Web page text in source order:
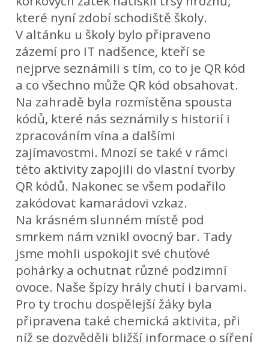
které nyní zdobí schodiště školy.
V altánku u školy bylo připraveno
zázemí pro IT nadšence, kteří se
nejprve seznámili s tím, co to je QR kód
a co všechno může QR kód obsahovat.
Na zahradě byla rozmístěna spousta
kódů, které nás seznámily s historií i
zpracováním vína a dalšími
zajímavostmi. Mnozí se také v rámci
této aktivity zapojili do vlastní tvorby
QR kódů. Nakonec se všem podařilo
zakódovat kamarádovi vzkaz.
Na krásném slunném místě pod
smrkem nám vznikl ovocný bar. Tady
jsme mohli uspokojit své chuťové
pohárky a ochutnat různé podzimní
ovoce. Naše špízy hrály chutí i barvami.
Pro ty trochu dospělejší žáky byla
připravena také chemická aktivita, při
níž se dozvěděli bližší informace o síření